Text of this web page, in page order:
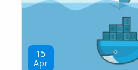
15
Apr